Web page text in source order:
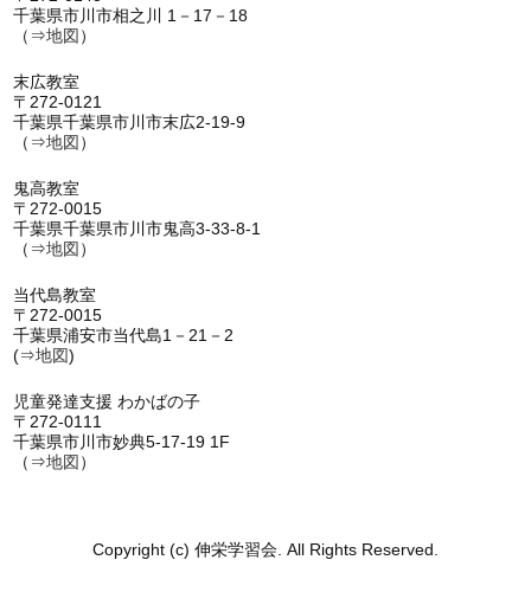
千葉県市川市相之川 1－17－18
（⇒地図 ）
末広教室
〒272-0121
千葉県千葉県市川市末広2-19-9
（⇒地図 ）
鬼高教室
〒272-0015
千葉県千葉県市川市鬼高3-33-8-1
（⇒地図 ）
当代島教室
〒272-0015
千葉県浦安市当代島1－21－2
(⇒地図)
児童発達支援 わかばの子
〒272-0111
千葉県市川市妙典5-17-19 1F
（⇒地図 ）
Copyright (c) 伸栄学習会. All Rights Reserved.